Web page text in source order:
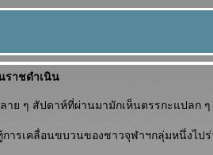
ราชดำเนิน
าย ๆ สัปดาห์ที่ผ่านมามักเห็นตรรกะแปลก
การเคลื่อนขบวนของชาวจุฬาฯกลุ่มหนึ่งไป